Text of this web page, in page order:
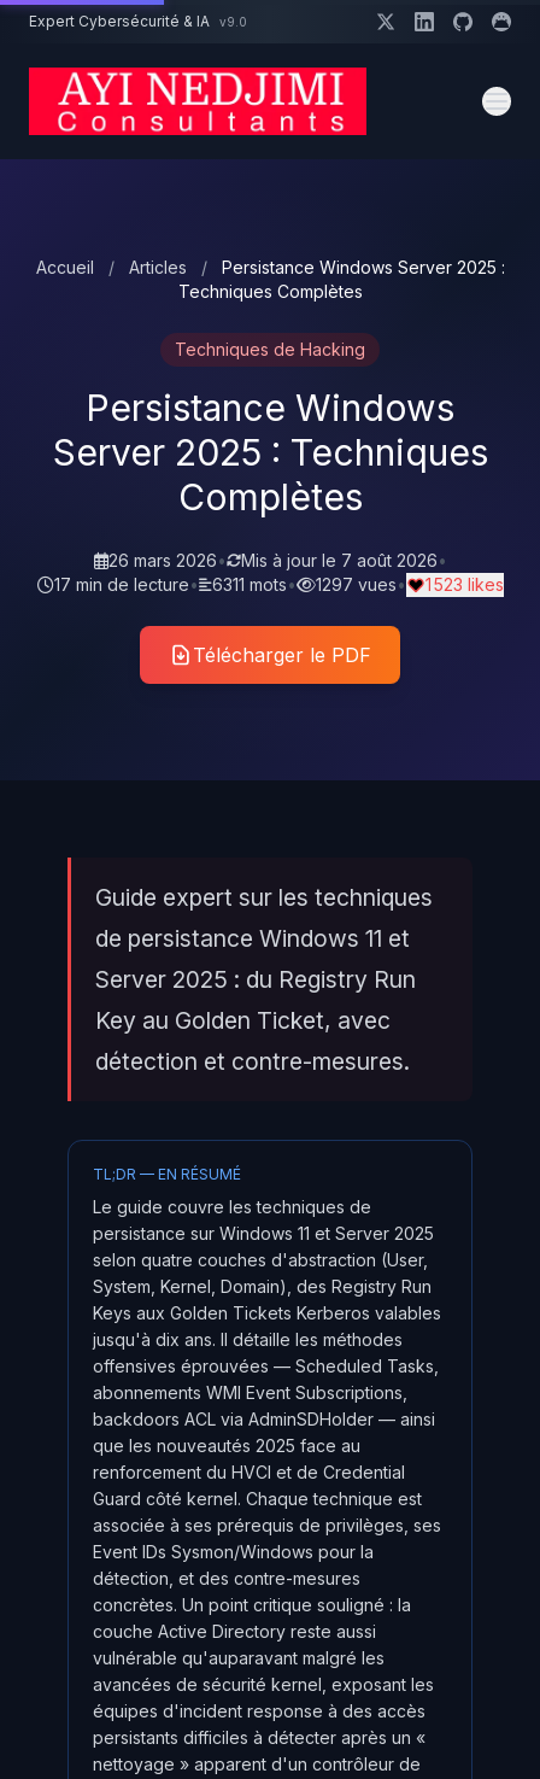
Aller au contenu principal
Expert Cybersécurité & IA v9.0
Accueil / Articles /
Persistance Windows Server 2025 :
Techniques Complètes
Techniques de Hacking
Persistance Windows
Server 2025 : Techniques
Complètes
26 mars 2026• Mis à jour le 7 août 2026•
17 min de lecture• 6311 mots• 1297 vues• 1 523 likes
Télécharger le PDF
Guide expert sur les techniques
de persistance Windows 11 et
Server 2025 : du Registry Run
Key au Golden Ticket, avec
détection et contre-mesures.
TL;DR — EN RÉSUMÉ
Le guide couvre les techniques de
persistance sur Windows 11 et Server 2025
selon quatre couches d'abstraction (User,
System, Kernel, Domain), des Registry Run
Keys aux Golden Tickets Kerberos valables
jusqu'à dix ans. Il détaille les méthodes
offensives éprouvées — Scheduled Tasks,
abonnements WMI Event Subscriptions,
backdoors ACL via AdminSDHolder — ainsi
que les nouveautés 2025 face au
renforcement du HVCI et de Credential
Guard côté kernel. Chaque technique est
associée à ses prérequis de privilèges, ses
Event IDs Sysmon/Windows pour la
détection, et des contre-mesures
concrètes. Un point critique souligné : la
couche Active Directory reste aussi
vulnérable qu'auparavant malgré les
avancées de sécurité kernel, exposant les
équipes d'incident response à des accès
persistants difficiles à détecter après un «
nettoyage » apparent d'un contrôleur de
Un projet cybersécurité ?